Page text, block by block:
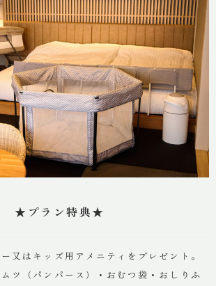
★プラン特典★
又はキッズ用アメニティをプレゼント。
ツ（パンパース）・おむつ袋・おしりふ